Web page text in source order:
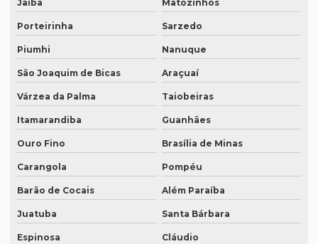
Jaíba Matozinhos
Porteirinha Sarzedo
Piumhi Nanuque
São Joaquim de Bicas Araçuaí
Várzea da Palma Taiobeiras
Itamarandiba Guanhães
Ouro Fino Brasília de Minas
Carangola Pompéu
Barão de Cocais Além Paraíba
Juatuba Santa Bárbara
Espinosa Cláudio